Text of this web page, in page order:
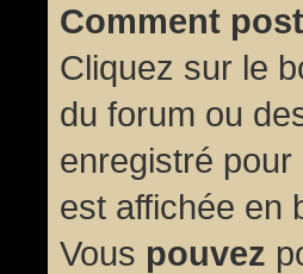
Comment
Cliquez sur le
du forum ou
enregistré
est affichée en
Vous pouvez